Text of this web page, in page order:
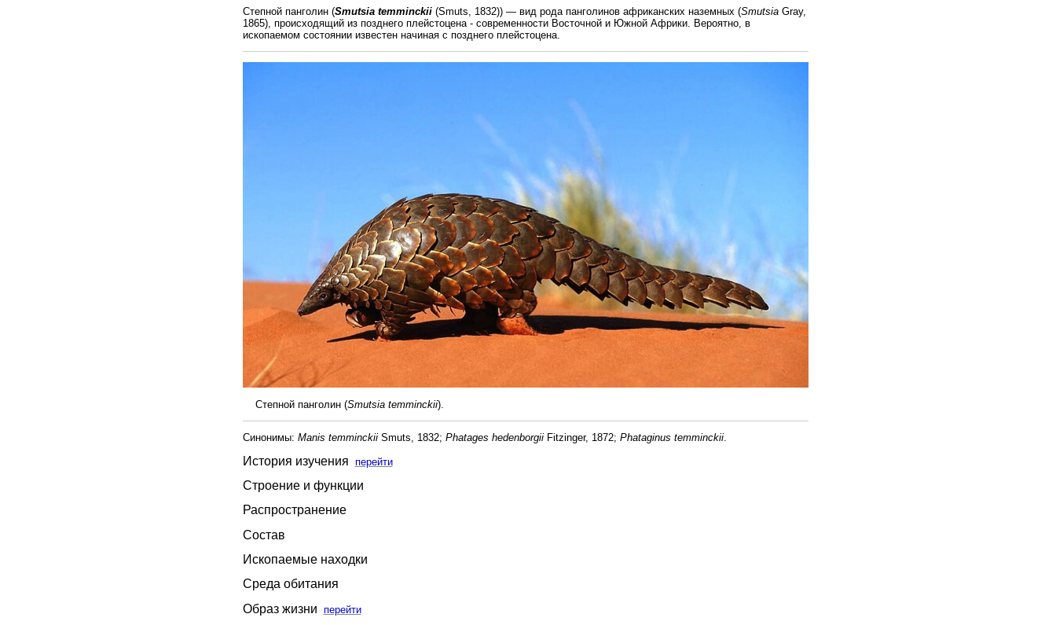
Степной панголин (Smutsia temminckii(Smuts, 1832)) — вид рода панголинов африканских наземных (SmutsiaGray,
1865), происходящий из позднего плейстоцена - современности Восточной и Южной Африки. Вероятно, в
ископаемом состоянии известен начиная с позднего плейстоцена.
Степной панголин (Smutsia temminckii).
Синонимы: Manis temminckiiSmuts, 1832; Phatages hedenborgiiFitzinger, 1872; Phataginus temminckii.
История изучения перейти
Строение и функции
Распространение
Состав
Ископаемые находки
Среда обитания
Образ жизни перейти